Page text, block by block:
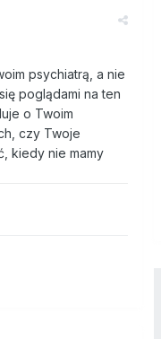
psychiatrą, a nie
poglądami na ten
o Twoim
czy Twoje
kiedy nie mamy